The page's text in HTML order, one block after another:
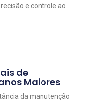
e controle ao
de
Maiores
da manutenção